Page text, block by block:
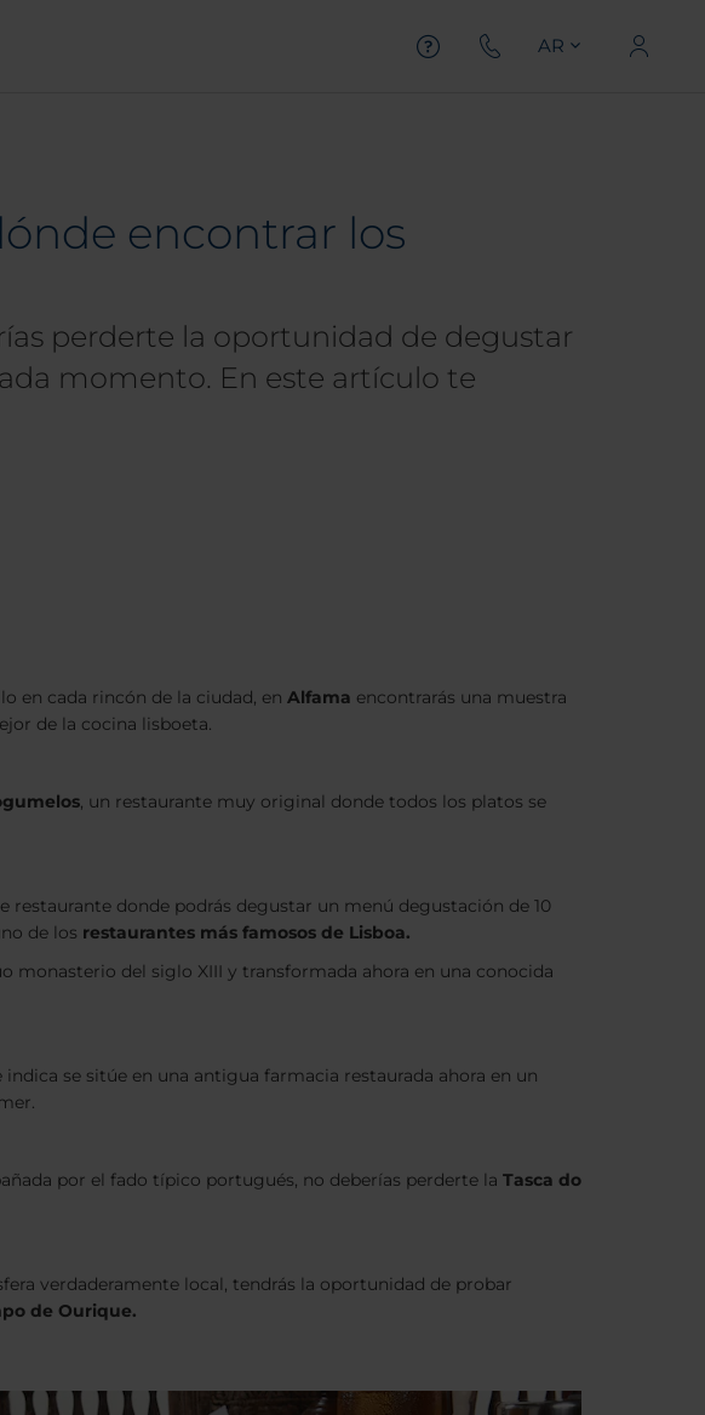
AR
encontrar los
perderte la oportunidad de degustar
momento. En este artículo te
en cada rincón de la ciudad, en Alfama encontrarás una muestra
de la cocina lisboeta.
, un restaurante muy original donde todos los platos se
restaurante donde podrás degustar un menú degustación de 10
de los restaurantes más famosos de Lisboa.
monasterio del siglo XIII y transformada ahora en una conocida
se sitúe en una antigua farmacia restaurada ahora en un
por el fado típico portugués, no deberías perderte la Tasca do
verdaderamente local, tendrás la oportunidad de probar
de Ourique.